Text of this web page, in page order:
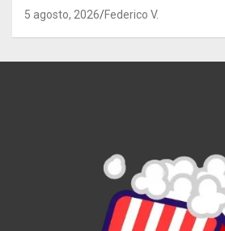
5 agosto, 2026 Federico V.